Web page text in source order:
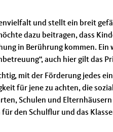
und stellt ein breit
dazu beitragen, dass
in Berührung kommen.
auch hier gilt das
mit der Förderung jedes
für jene zu achten, die
Schulen und
den Schulflur und das